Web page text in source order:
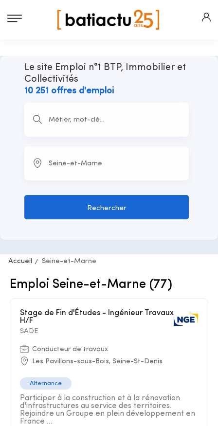
Le site Emploi n°1 BTP, Immobilier et
Collectivités
10 251 offres d'emploi
Rechercher
Accueil Seine-et-Marne
Emploi Seine-et-Marne (77)
Stage de Fin d'Études - Ingénieur Travaux
H/F
SADE
Conducteur de travaux
Les Pavillons-sous-Bois, Seine-St-Denis
Alternance
Participer à la construction et à la rénovation
d'infrastructures au service des territoires.
Rejoindre un Groupe en plein développement en
France ...